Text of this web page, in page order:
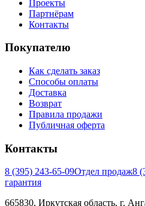
Проекты
Партнёрам
Контакты
Покупателю
Как сделать заказ
Способы оплаты
Доставка
Возврат
Правила продажи
Публичная оферта
Контакты
8 (395) 243-65-09Отдел продаж8
гарантия
665830, Иркутская область, г.